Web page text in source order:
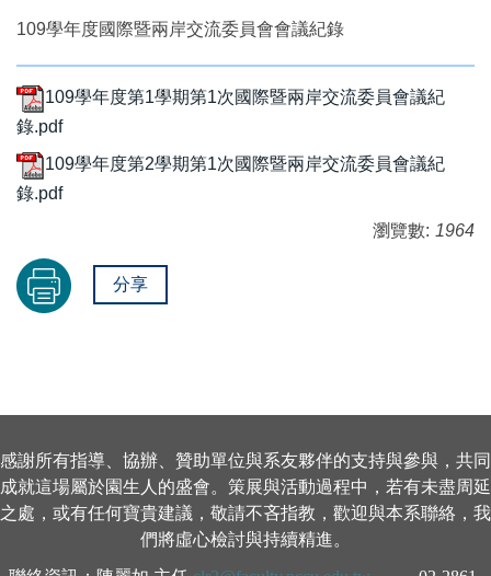
109學年度國際暨兩岸交流委員會會議紀錄
109學年度第1學期第1次國際暨兩岸交流委員會議紀
錄.pdf
109學年度第2學期第1次國際暨兩岸交流委員會議紀
錄.pdf
瀏覽數: 1964
分享
感謝所有指導、協辦、贊助單位與系友夥伴的支持與參與，共同
成就這場屬於園生人的盛會。策展與活動過程中，若有未盡周延
之處，或有任何寶貴建議，敬請不吝指教，歡迎與本系聯絡，我
們將虛心檢討與持續精進。